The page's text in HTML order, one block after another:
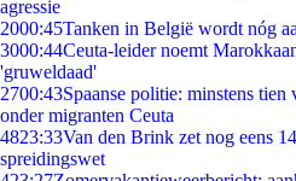
agressie
2000:45Tanken in België wordt nóg
3000:44Ceuta-leider noemt
'gruweldaad'
2700:43Spaanse politie: minstens
onder migranten Ceuta
4823:33Van den Brink zet nog eens
spreidingswet